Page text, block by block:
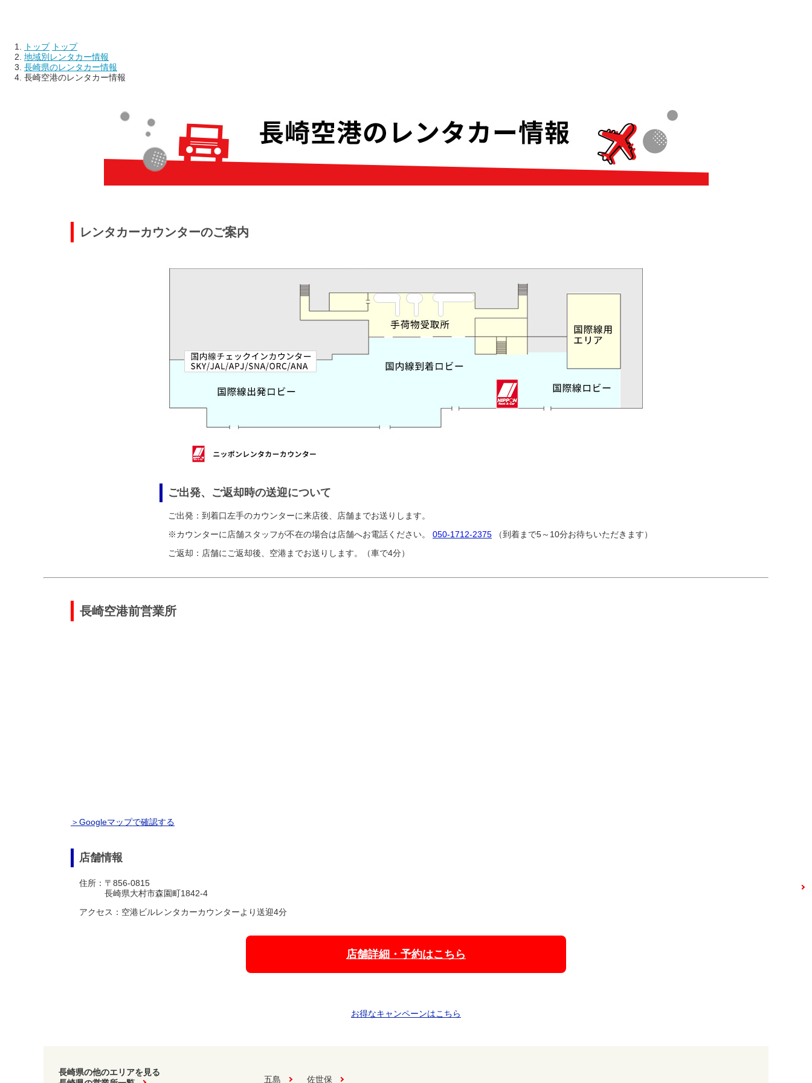
トップ トップ
地域別レンタカー情報
長崎県のレンタカー情報
長崎空港のレンタカー情報
レンタカーカウンターのご案内
ご出発、ご返却時の送迎について
ご出発：到着口左手のカウンターに来店後、店舗までお送りします。
※カウンターに店舗スタッフが不在の場合は店舗へお電話ください。
050-1712-2375
（到着まで5～10分お待ちいただきます）
ご返却：店舗にご返却後、空港までお送りします。（車で4分）
長崎空港前営業所
＞Googleマップで確認する
店舗情報
住所：〒856-0815
長崎県大村市森園町1842-4
アクセス：空港ビルレンタカーカウンターより送迎4分
店舗詳細・予約はこちら
お得なキャンペーンはこちら
長崎県の他のエリアを見る
五島 佐世保